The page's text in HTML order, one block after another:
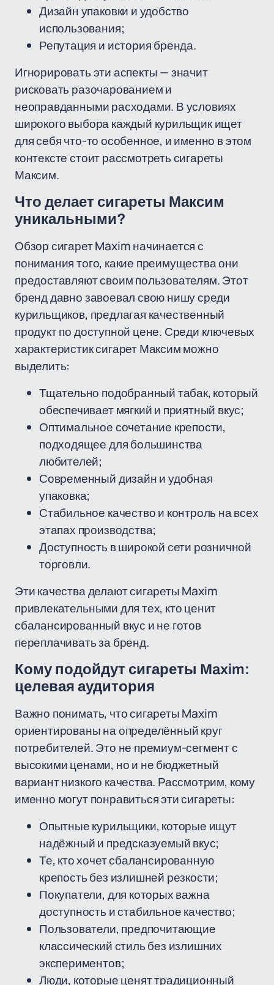
Дизайн упаковки и удобство
использования;
Репутация и история бренда.
Игнорировать эти аспекты — значит
рисковать разочарованием и
неоправданными расходами. В условиях
широкого выбора каждый курильщик ищет
для себя что-то особенное, и именно в этом
контексте стоит рассмотреть сигареты
Максим.
Что делает сигареты Максим
уникальными?
Обзор сигарет Maxim начинается с
понимания того, какие преимущества они
предоставляют своим пользователям. Этот
бренд давно завоевал свою нишу среди
курильщиков, предлагая качественный
продукт по доступной цене. Среди ключевых
характеристик сигарет Максим можно
выделить:
Тщательно подобранный табак, который
обеспечивает мягкий и приятный вкус;
Оптимальное сочетание крепости,
подходящее для большинства
любителей;
Современный дизайн и удобная
упаковка;
Стабильное качество и контроль на всех
этапах производства;
Доступность в широкой сети розничной
торговли.
Эти качества делают сигареты Maxim
привлекательными для тех, кто ценит
сбалансированный вкус и не готов
переплачивать за бренд.
Кому подойдут сигареты Maxim:
целевая аудитория
Важно понимать, что сигареты Maxim
ориентированы на определённый круг
потребителей. Это не премиум-сегмент с
высокими ценами, но и не бюджетный
вариант низкого качества. Рассмотрим, кому
именно могут понравиться эти сигареты:
Опытные курильщики, которые ищут
надёжный и предсказуемый вкус;
Те, кто хочет сбалансированную
крепость без излишней резкости;
Покупатели, для которых важна
доступность и стабильное качество;
Пользователи, предпочитающие
классический стиль без излишних
экспериментов;
Люди, которые ценят традиционный